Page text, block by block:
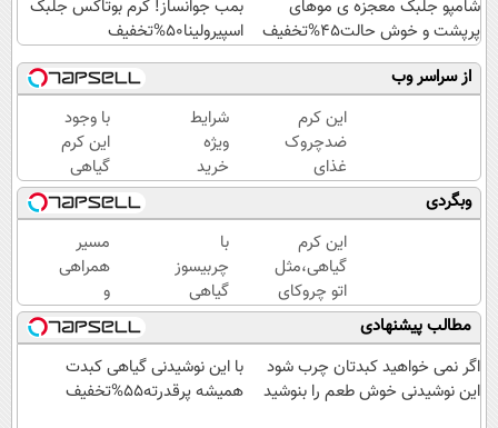
شامپو جلبک معجزه ی موهای
پرپشت و خوش حالت45%تخفیف
بمب جوانساز! کرم بوتاکس جلبک
اسپیرولینا50%تخفیف
از سراسر وب
این کرم
ضدچروک
غذای
پوستت
رو تامین
میکنه
(خرید با
40%تخفیف)
شرایط
ویژه
خرید
کرم
بوتاکس
گیاهی
تا پایان
امشب!
با وجود
این کرم
گیاهی
دیگه
دور
بوتاکس
خط
قرمز
بکش!
وبگردی
این کرم
گیاهی،مثل
اتو چروکای
پوستتوصاف
میکنه!50%تخفیف
با
چربیسوز
گیاهی
قهرمان
تناسب
اندام
شو60%تخفیف
مسیر
همراهی
و
گزارش
عملکرد
گروه
اسنپ
مطالب پیشنهادی
اگر نمی خواهید کبدتان چرب شود
این نوشیدنی خوش طعم را بنوشید
با این نوشیدنی گیاهی کبدت
همیشه پرقدرته55%تخفیف